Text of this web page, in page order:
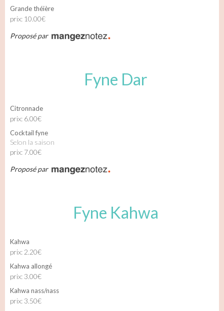
Grande théière
prix: 10.00€
Proposé par
Fyne Dar
Citronnade
prix: 6.00€
Cocktail fyne
selon la saison
prix: 7.00€
Proposé par
Fyne Kahwa
Kahwa
prix: 2.20€
Kahwa allongé
prix: 3.00€
Kahwa nass/nass
prix: 3.50€